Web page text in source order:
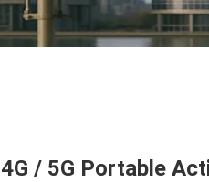
4G / 5G Portable